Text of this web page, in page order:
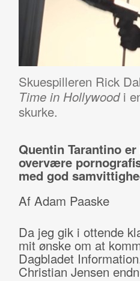
Skuespilleren Rick
Time in Hollywoodi
skurke.
Quentin Tarantino
overvære
med god
Af Adam Paaske
Da jeg gik i ottende
mit ønske om at
Dagbladet
Christian Jensen